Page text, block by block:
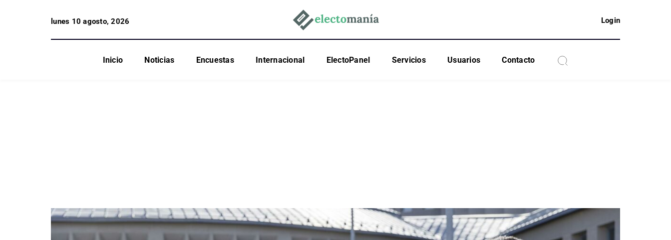
lunes 10 agosto, 2026 Login
Inicio Noticias Encuestas Internacional ElectoPanel Servicios Usuarios Contacto